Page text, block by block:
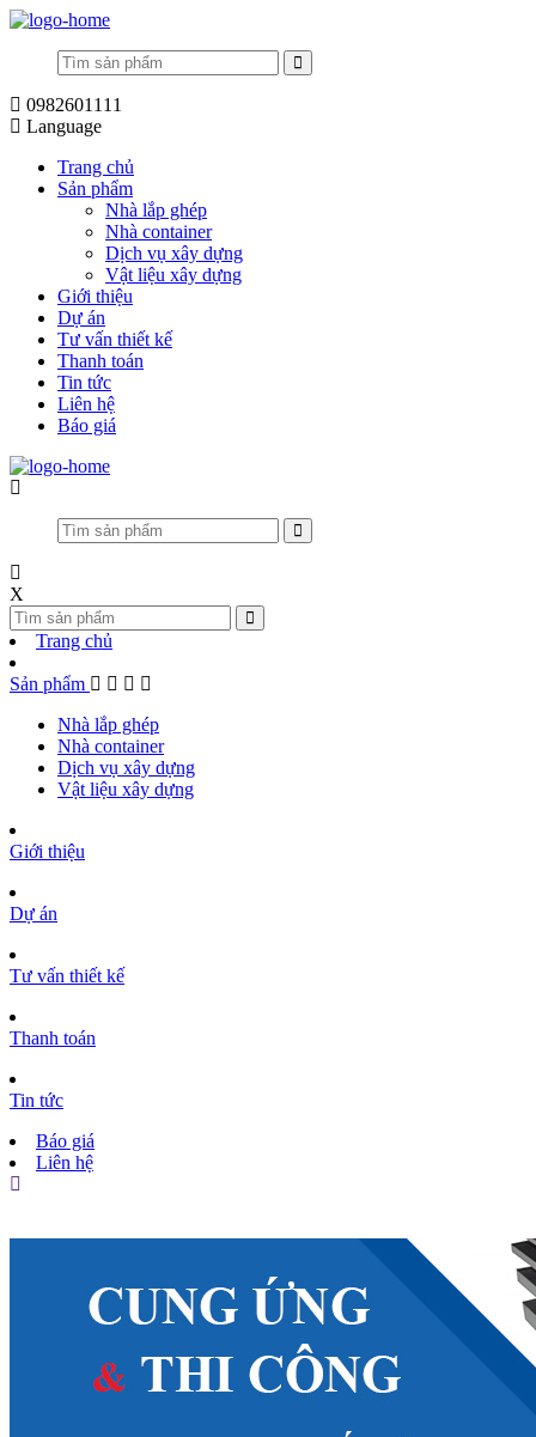
0982601111
Language
Trang chủ
Sản phẩm
Nhà lắp ghép
Nhà container
Dịch vụ xây dựng
Vật liệu xây dựng
Giới thiệu
Dự án
Tư vấn thiết kế
Thanh toán
Tin tức
Liên hệ
Báo giá
X
Trang chủ
Sản phẩm
Nhà lắp ghép
Nhà container
Dịch vụ xây dựng
Vật liệu xây dựng
Giới thiệu
Dự án
Tư vấn thiết kế
Thanh toán
Tin tức
Báo giá
Liên hệ